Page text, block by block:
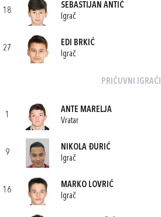
18
SEBASTIJAN ANTIĆ
Igrač
27
EDI BRKIĆ
Igrač
PRIČUVNI IGRAČI
1
ANTE MARELJA
Vratar
9
NIKOLA ĐURIĆ
Igrač
16
MARKO LOVRIĆ
Igrač